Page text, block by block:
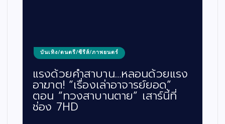
บันเทิง/ดนตรี/ซีรีส์/ภาพยนตร์
แรงด้วยคำสาบาน…หลอนด้วยแรง
อาฆาต! “เรื่องเล่าอาจารย์ยอด”
ตอน “ทวงสาบานตาย” เสาร์นี้ที่
ช่อง 7HD